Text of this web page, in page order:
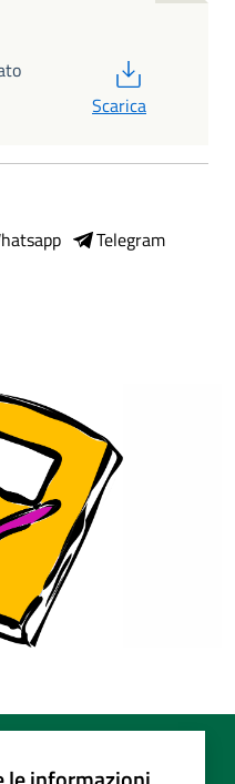
Scarica
Telegram